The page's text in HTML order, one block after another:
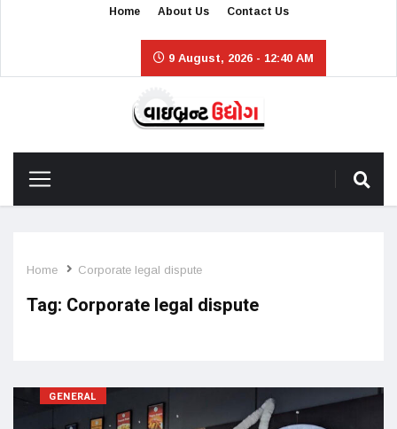
Home About Us Contact Us
9 August, 2026 - 12:40 AM
Home Corporate legal dispute
Tag: Corporate legal dispute
GENERAL